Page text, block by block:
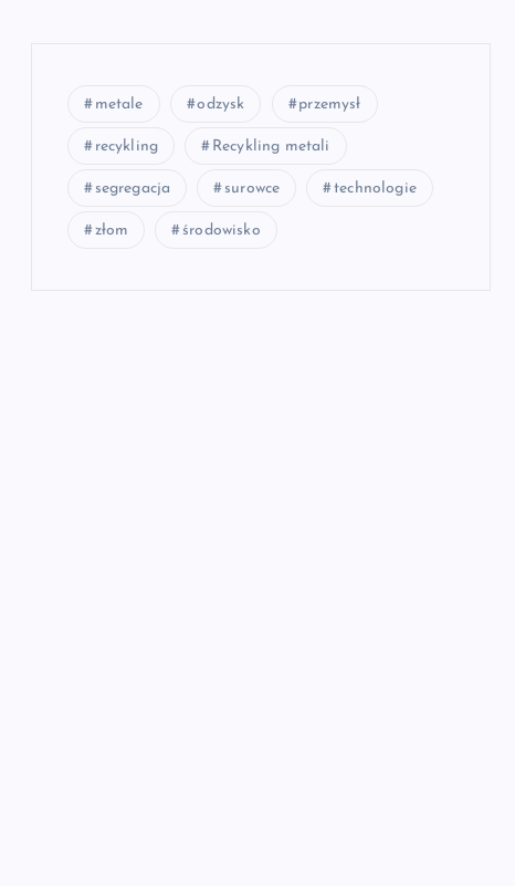
metale odzysk przemysł
recykling Recykling metali
segregacja surowce technologie
złom środowisko